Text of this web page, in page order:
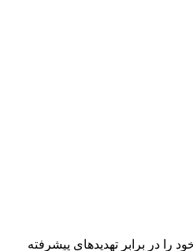
در برابر تهدیدهای پیشرفته